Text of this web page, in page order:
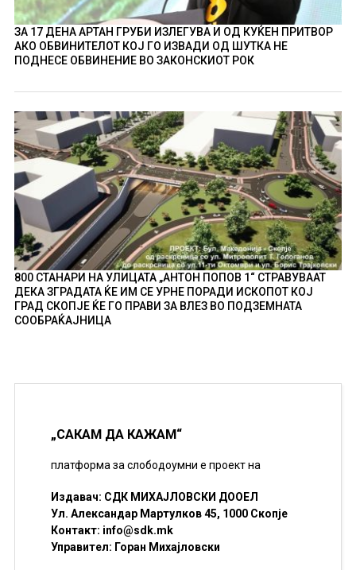
ЗА 17 ДЕНА АРТАН ГРУБИ ИЗЛЕГУВА И ОД КУЌЕН ПРИТВОР
АКО ОБВИНИТЕЛОТ КОЈ ГО ИЗВАДИ ОД ШУТКА НЕ
ПОДНЕСЕ ОБВИНЕНИЕ ВО ЗАКОНСКИОТ РОК
800 СТАНАРИ НА УЛИЦАТА „АНТОН ПОПОВ 1“ СТРАВУВААТ
ДЕКА ЗГРАДАТА ЌЕ ИМ СЕ УРНЕ ПОРАДИ ИСКОПОТ КОЈ
ГРАД СКОПЈЕ ЌЕ ГО ПРАВИ ЗА ВЛЕЗ ВО ПОДЗЕМНАТА
СООБРАЌАЈНИЦА
„САКАМ ДА КАЖАМ“
платформа за слободоумни е проект на
Издавач: СДК МИХАЈЛОВСКИ ДООЕЛ
Ул. Александар Мартулков 45, 1000 Скопје
Контакт: info@sdk.mk
Управител: Горан Михајловски